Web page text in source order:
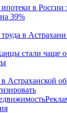
в России
39%
в
стали чаще
Астраханской